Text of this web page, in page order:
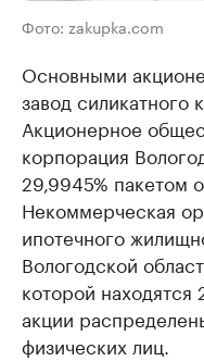
Фото: zakupka.com
Основными
завод силикатного
Акционерное
корпорация
29,9945% пакетом
Некоммерческая
ипотечного
Вологодской
которой находятся
акции
физических лиц.